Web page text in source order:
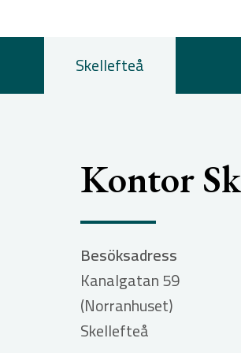
Skellefteå
Kontor
Besöksadress
Kanalgatan 59
(Norranhuset)
Skellefteå